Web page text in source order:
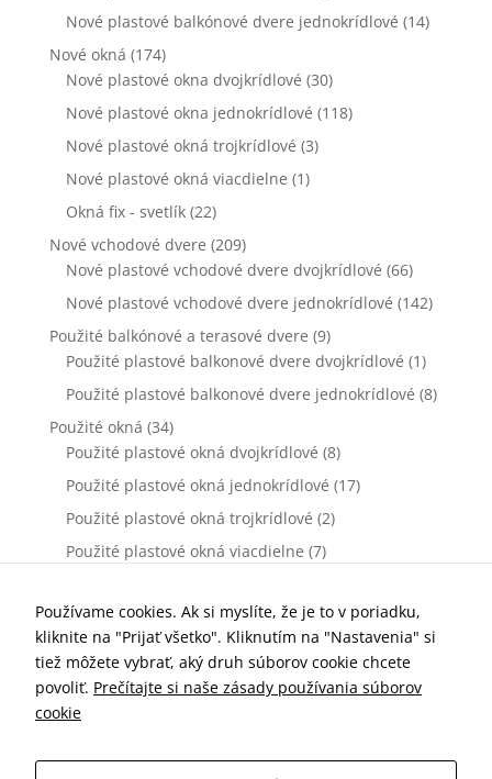
Nové plastové balkónové dvere jednokrídlové (14)
Nové okná (174)
Nové plastové okna dvojkrídlové (30)
Nové plastové okna jednokrídlové (118)
Nové plastové okná trojkrídlové (3)
Nové plastové okná viacdielne (1)
Okná fix - svetlík (22)
Nové vchodové dvere (209)
Nové plastové vchodové dvere dvojkrídlové (66)
Nové plastové vchodové dvere jednokrídlové (142)
Použité balkónové a terasové dvere (9)
Použité plastové balkonové dvere dvojkrídlové (1)
Použité plastové balkonové dvere jednokrídlové (8)
Použité okná (34)
Použité plastové okná dvojkrídlové (8)
Použité plastové okná jednokrídlové (17)
Použité plastové okná trojkrídlové (2)
Použité plastové okná viacdielne (7)
Použité plastové vchodové dvere dvojkrídlové (0)
Použité plastové vchodové dvere jednokrídlové (0)
Príslušenstvo k oknám a dverám (77)
Kľučky dverové (10)
Parapety vonkajšie (19)
Používame cookies. Ak si myslíte, že je to v poriadku,
kliknite na "Prijať všetko". Kliknutím na "Nastavenia" si
tiež môžete vybrať, aký druh súborov cookie chcete
povoliť. Prečítajte si naše zásady používania súborov
cookie
spokojnosť
Aby naša
stránka počas
fungovala čo
najlepšie. Ak
funkcie z
webovej
Marketing
a správania
počas návštevy
našej stránky
zvyšujete šancu
na zobrazenie
kvalitnejšie
obsahu a
ponúk.